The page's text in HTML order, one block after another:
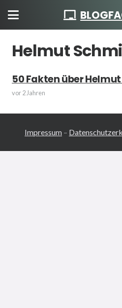
Helmut
50 Fakten über
vor 2 Jahren
Impressum –